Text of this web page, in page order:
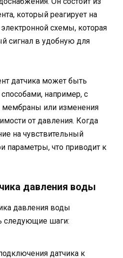
который реагирует на
схемы, которая
сигнал в удобную для
датчика может быть
например, с
или изменения
от давления. Когда
на чувствительный
параметры, что приводит к
давления воды
давления воды
следующие шаги:
датчика к